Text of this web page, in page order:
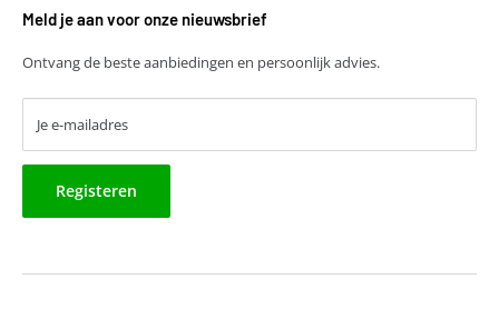
Everkoop@harvestbv.nl
Samenwerkingsmogelijkheden
Meld je aan voor onze nieuwsbrief
Ontvang de beste aanbiedingen en persoonlijk advies.
Je e-mailadres
Registeren